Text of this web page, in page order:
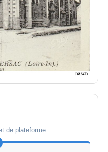
de plateforme